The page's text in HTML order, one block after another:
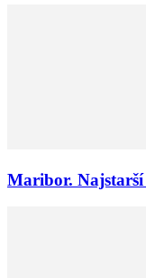
Maribor.